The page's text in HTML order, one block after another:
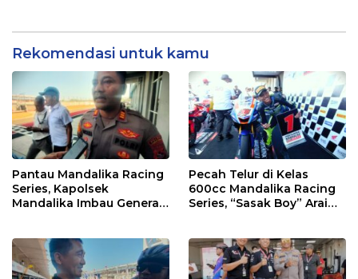
Rekomendasi untuk kamu
Pantau Mandalika Racing
Series, Kapolsek
Mandalika Imbau Generasi
Pecah Telur di Kelas
600cc Mandalika Racing
Series, “Sasak Boy” Arai